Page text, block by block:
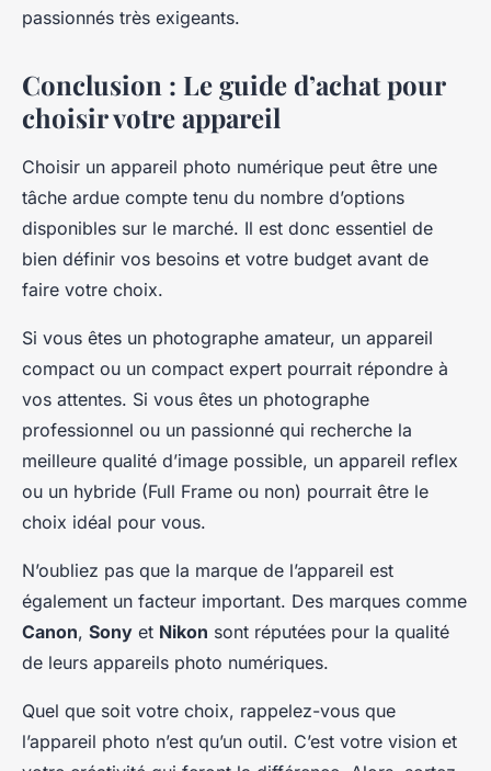
passionnés très exigeants.
Conclusion : Le guide d’achat pour
choisir votre appareil
Choisir un appareil photo numérique peut être une
tâche ardue compte tenu du nombre d’options
disponibles sur le marché. Il est donc essentiel de
bien définir vos besoins et votre budget avant de
faire votre choix.
Si vous êtes un photographe amateur, un appareil
compact ou un compact expert pourrait répondre à
vos attentes. Si vous êtes un photographe
professionnel ou un passionné qui recherche la
meilleure qualité d’image possible, un appareil reflex
ou un hybride (Full Frame ou non) pourrait être le
choix idéal pour vous.
N’oubliez pas que la marque de l’appareil est
également un facteur important. Des marques comme
Canon, Sony et Nikon sont réputées pour la qualité
de leurs appareils photo numériques.
Quel que soit votre choix, rappelez-vous que
l’appareil photo n’est qu’un outil. C’est votre vision et